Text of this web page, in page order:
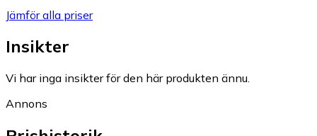
Jämför alla priser
Insikter
Vi har inga insikter för den här produkten ännu.
Annons